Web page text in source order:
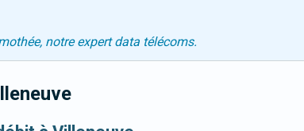
notre expert data télécoms.